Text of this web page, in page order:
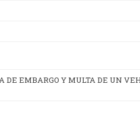
EMBARGO Y MULTA DE UN